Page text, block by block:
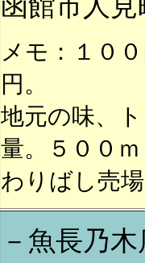
函館市人
メモ：１０
円。
地元の味、
量。５００
わりばし売
－魚長乃